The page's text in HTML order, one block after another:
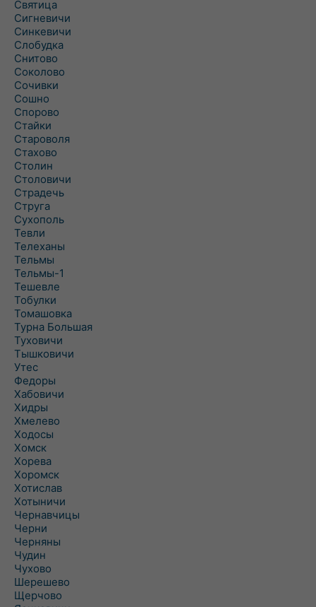
Святица
Сигневичи
Синкевичи
Слобудка
Снитово
Соколово
Сочивки
Сошно
Спорово
Стайки
Староволя
Стахово
Столин
Столовичи
Страдечь
Струга
Сухополь
Тевли
Телеханы
Тельмы
Тельмы-1
Тешевле
Тобулки
Томашовка
Турна Большая
Туховичи
Тышковичи
Утес
Федоры
Хабовичи
Хидры
Хмелево
Ходосы
Хомск
Хорева
Хоромск
Хотислав
Хотыничи
Чернавчицы
Черни
Черняны
Чудин
Чухово
Шерешево
Щерчово